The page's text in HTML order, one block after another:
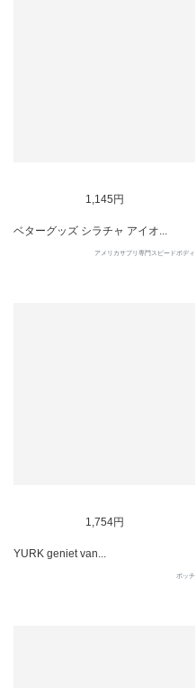
1,145円
ベターグッズ シラチャ アイオ...
アメリカサプリ専門スピードボディ
1,754円
YURK geniet van...
ポッチ